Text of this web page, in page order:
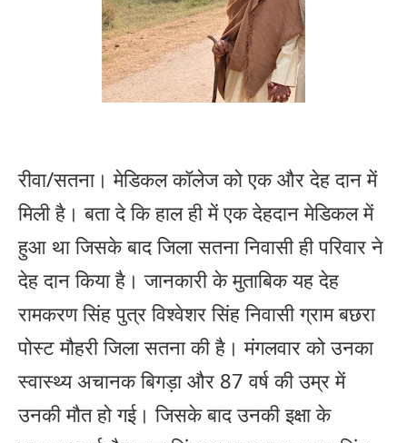
रीवा/सतना। मेडिकल कॉलेज को एक और देह दान में
मिली है। बता दे कि हाल ही में एक देहदान मेडिकल में
हुआ था जिसके बाद जिला सतना निवासी ही परिवार ने
देह दान किया है। जानकारी के मुताबिक यह देह
रामकरण सिंह पुत्र विश्वेशर सिंह निवासी ग्राम बछरा
पोस्ट मौहरी जिला सतना की है। मंगलवार को उनका
स्वास्थ्य अचानक बिगड़ा और 87 वर्ष की उम्र में
उनकी मौत हो गई। जिसके बाद उनकी इक्षा के